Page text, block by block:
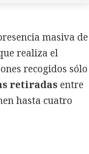
masiva de
realiza el
recogidos sólo
retiradas entre
hasta cuatro